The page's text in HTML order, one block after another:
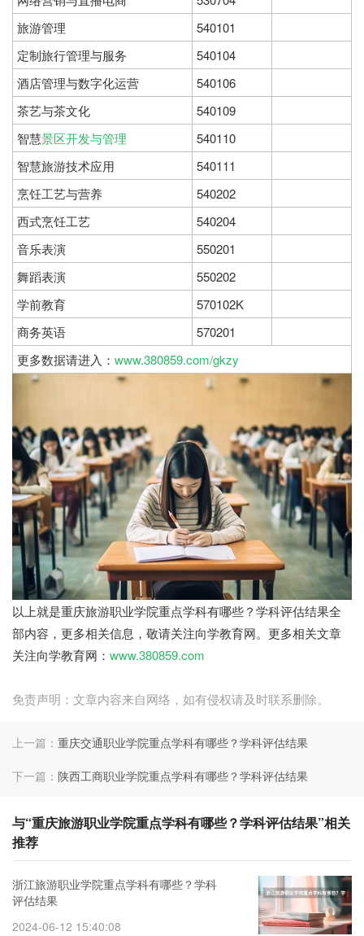
旅游管理
540101
定制旅行管理与服务
540104
酒店管理与数字化运营
540106
茶艺与茶文化
540109
智慧景区开发与管理
540110
智慧旅游技术应用
540111
烹饪工艺与营养
540202
西式烹饪工艺
540204
音乐表演
550201
舞蹈表演
550202
学前教育
570102K
商务英语
570201
更多数据请进入： www.380859.com/gkzy
以上就是重庆旅游职业学院重点学科有哪些？学科评估结果全
部内容，更多相关信息，敬请关注向学教育网。更多相关文章
关注向学教育网： www.380859.com
免责声明：文章内容来自网络，如有侵权请及时联系删除。
上一篇： 重庆交通职业学院重点学科有哪些？学科评估结果
下一篇： 陕西工商职业学院重点学科有哪些？学科评估结果
与“重庆旅游职业学院重点学科有哪些？学科评估结果”相关
推荐
浙江旅游职业学院重点学科有哪些？学科
评估结果
2024-06-12 15:40:08